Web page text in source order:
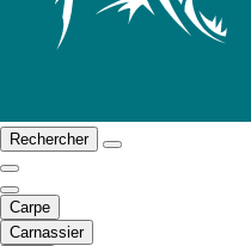
Rechercher
Carpe
Carnassier